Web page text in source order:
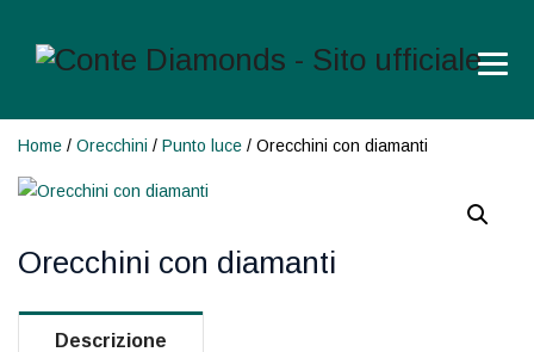
Home / Orecchini / Punto luce / Orecchini con diamanti
Orecchini con diamanti
Descrizione